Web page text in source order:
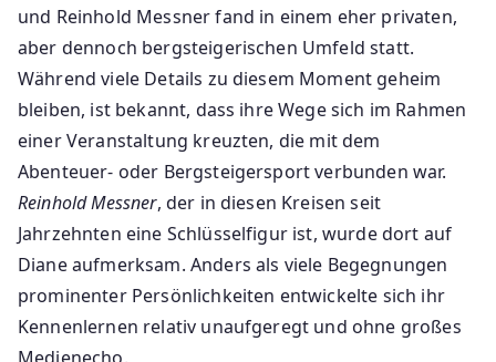
und Reinhold Messner fand in einem eher privaten,
aber dennoch bergsteigerischen Umfeld statt.
Während viele Details zu diesem Moment geheim
bleiben, ist bekannt, dass ihre Wege sich im Rahmen
einer Veranstaltung kreuzten, die mit dem
Abenteuer- oder Bergsteigersport verbunden war.
Reinhold Messner, der in diesen Kreisen seit
Jahrzehnten eine Schlüsselfigur ist, wurde dort auf
Diane aufmerksam. Anders als viele Begegnungen
prominenter Persönlichkeiten entwickelte sich ihr
Kennenlernen relativ unaufgeregt und ohne großes